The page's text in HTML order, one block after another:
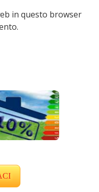
in questo browser